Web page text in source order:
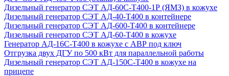
Дизельный генератор СЭТ АД-60С-Т400-1Р (ЯМЗ) в кожухе
Дизельный генератор СЭТ АД-40-Т400 в контейнере
Дизельный генератор СЭТ АД-600-Т400 в контейнере
Дизельный генератор СЭТ АД-60-Т400 в кожухе
Генератор АД-16С-Т400 в кожухе с АВР под ключ
Отгрузка двух ДГУ по 500 кВт для параллельной работы
Дизельный генератор СЭТ АД-150С-Т400 в кожухе на
прицепе